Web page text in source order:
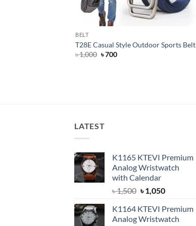
BELT
T28E Casual Style Outdoor Sports Belt
৳1,000 Original
৳700Current
LATEST
K1165 KTEVI Premium
Analog Wristwatch
with Calendar
৳1,500 Original
was:
৳ 1,500.
৳1,050Current
is:
৳ 1,050.
K1164 KTEVI Premium
Analog Wristwatch